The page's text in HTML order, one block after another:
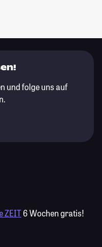
und folge uns auf
ZEIT6 Wochen gratis!